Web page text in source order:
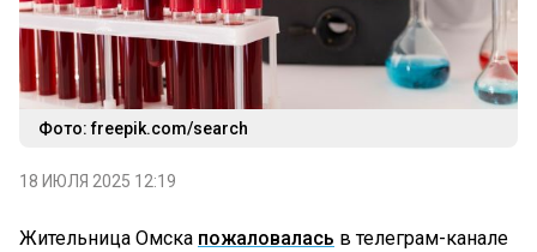
Фото: freepik.com/search
18 ИЮЛЯ 2025 12:19
Жительница Омска пожаловалась в телеграм-канале